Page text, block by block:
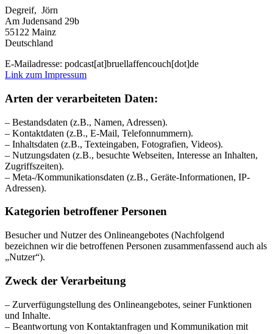
Degreif, Jörn
Am Judensand 29b
55122 Mainz
Deutschland
E-Mailadresse: podcast[at]bruellaffencouch[dot]de
Link zum Impressum
Arten der verarbeiteten Daten:
– Bestandsdaten (z.B., Namen, Adressen).
– Kontaktdaten (z.B., E-Mail, Telefonnummern).
– Inhaltsdaten (z.B., Texteingaben, Fotografien, Videos).
– Nutzungsdaten (z.B., besuchte Webseiten, Interesse an Inhalten,
Zugriffszeiten).
– Meta-/Kommunikationsdaten (z.B., Geräte-Informationen, IP-
Adressen).
Kategorien betroffener Personen
Besucher und Nutzer des Onlineangebotes (Nachfolgend
bezeichnen wir die betroffenen Personen zusammenfassend auch als
„Nutzer“).
Zweck der Verarbeitung
– Zurverfügungstellung des Onlineangebotes, seiner Funktionen
und Inhalte.
– Beantwortung von Kontaktanfragen und Kommunikation mit